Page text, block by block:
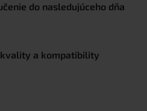
do nasledujúceho dňa
a kompatibility